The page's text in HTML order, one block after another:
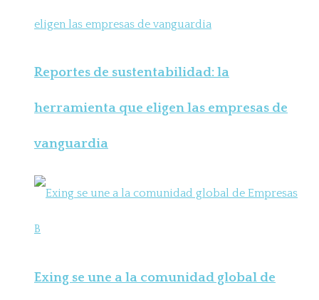
Reportes de sustentabilidad: la
herramienta que eligen las empresas de
vanguardia
Exing se une a la comunidad global de